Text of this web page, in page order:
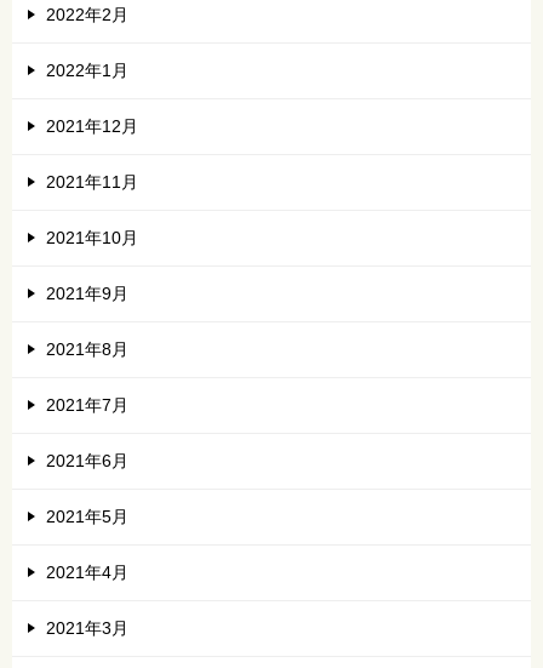
2022年2月
2022年1月
2021年12月
2021年11月
2021年10月
2021年9月
2021年8月
2021年7月
2021年6月
2021年5月
2021年4月
2021年3月